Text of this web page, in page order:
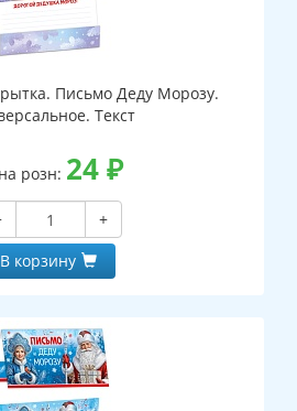
Письмо Деду Морозу.
Текст
розн: 24₽
+
В корзину